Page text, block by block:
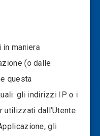
maniera
(o dalle
questa
gli indirizzi IP o i
utilizzati dall’Utente
gli